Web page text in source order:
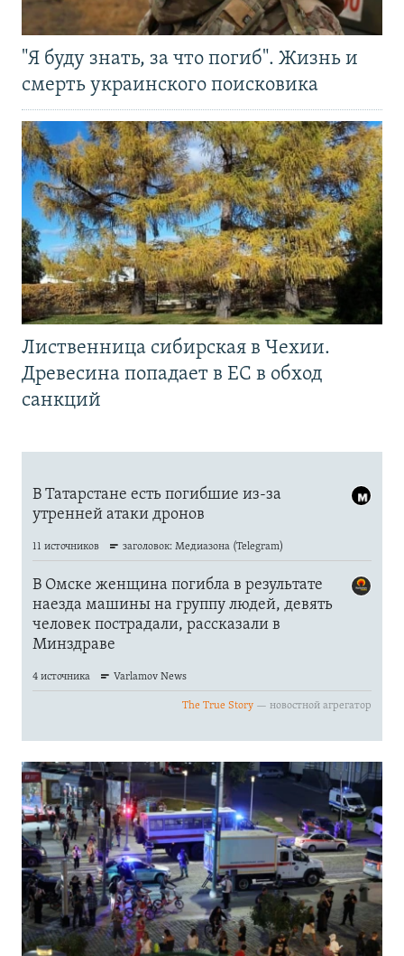
"Я буду знать, за что погиб". Жизнь и
смерть украинского поисковика
Лиственница сибирская в Чехии.
Древесина попадает в ЕС в обход
санкций